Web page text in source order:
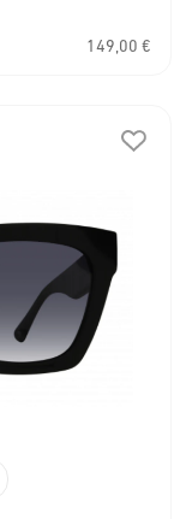
149,00 €